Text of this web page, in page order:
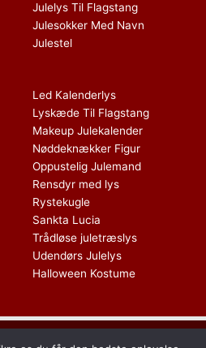
Julelys Til Flagstang
Julesokker Med Navn
Julestel
Led Kalenderlys
Lyskæde Til Flagstang
Makeup Julekalender
Nøddeknækker Figur
Oppustelig Julemand
Rensdyr med lys
Rystekugle
Sankta Lucia
Trådløse juletræslys
Udendørs Julelys
Halloween Kostume